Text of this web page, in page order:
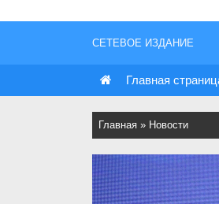
СЕТЕВОЕ ИЗДАНИЕ
Главная
Главная » Новости